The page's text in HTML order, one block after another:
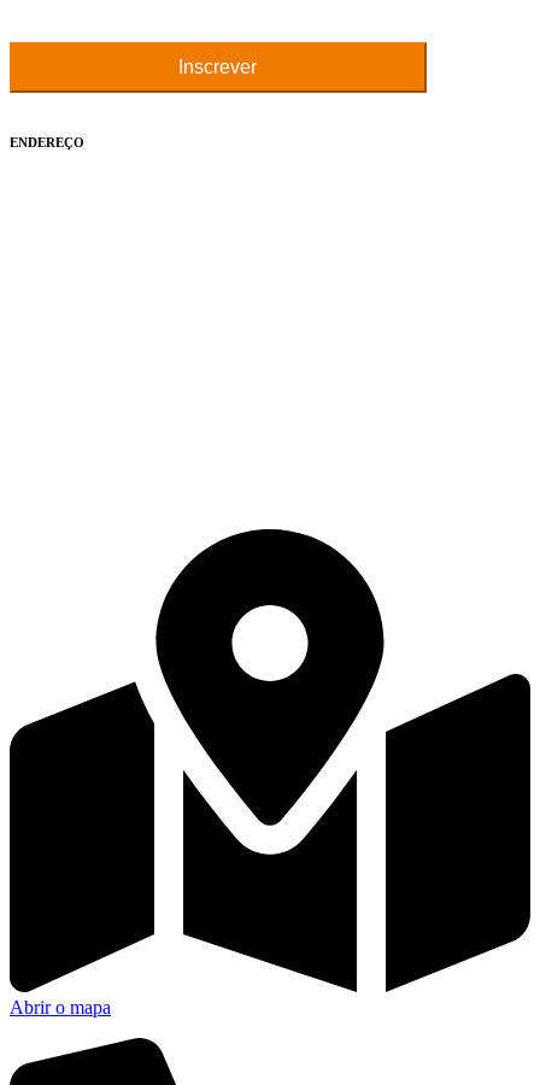
ENDEREÇO
Abrir o mapa